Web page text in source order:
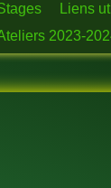
Liens
2023-